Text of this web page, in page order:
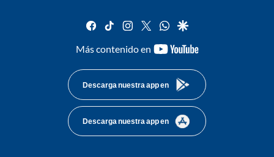
facebook
tiktok instagram
twitterwhatsapp
google
Más contenido en
youtube-
Descarga nuestra app en
Descarga nuestra app en